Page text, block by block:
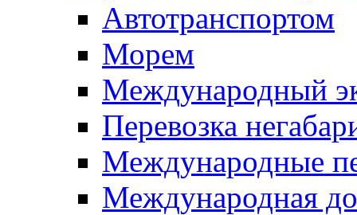
Автотранспортом
Морем
Международный
Перевозка
Международные
Международная